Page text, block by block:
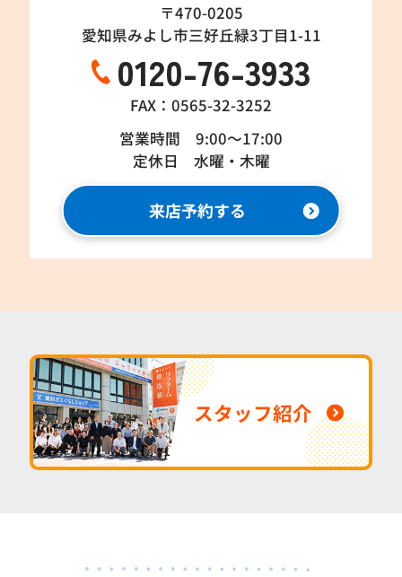
〒470-0205
愛知県みよし市三好丘緑3丁目1-11
0120-76-3933
FAX：0565-32-3252
営業時間 9:00～17:00
定休日 水曜・木曜
来店予約する
スタッフ紹介